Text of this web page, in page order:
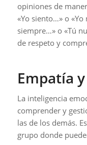
opiniones de
«Yo siento…» o
siempre…» o «Tú
de respeto y
Empatía
La inteligencia
comprender y
las de los demás.
grupo donde